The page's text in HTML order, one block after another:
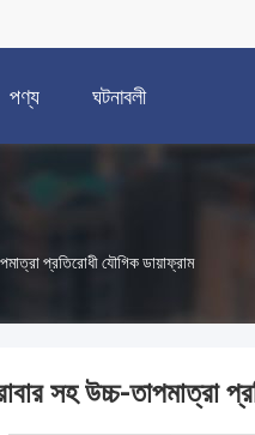
পণ্য ঘটনাবলী
প্রতিরোধী যৌগিক ডায়াফ্রাম
সহ উচ্চ-তাপমাত্রা